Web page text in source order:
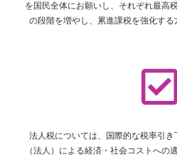
を国民全体にお願いし、それぞれ最高
の段階を増やし、累進課税を強化する
法人税については、国際的な税率引
（法人）による経済・社会コストへの